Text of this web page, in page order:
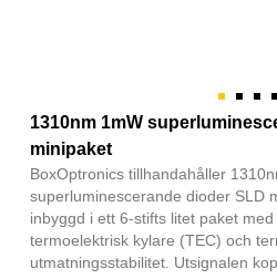
1310nm 1mW
minipaket
BoxOptronics tillhandahåller
superluminescerande dioder SLD
inbyggd i ett 6-stifts litet paket
termoelektrisk kylare (TEC) och
utmatningsstabilitet. Utsignalen